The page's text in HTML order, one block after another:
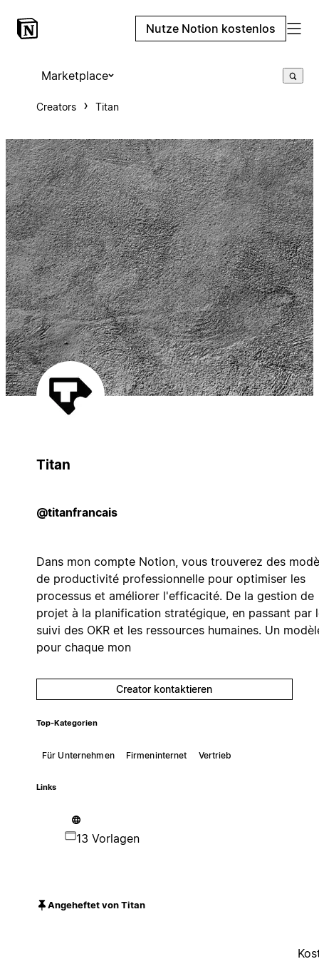
Nutze Notion kostenlos
Marketplace
Creators Titan
Titan
@titanfrancais
Dans mon compte Notion, vous trouverez des
de productivité professionnelle pour optimiser les
processus et améliorer l'efficacité. De la gestion de
projet à la planification stratégique, en passant par
suivi des OKR et les ressources humaines. Un
pour chaque mon
Creator kontaktieren
Top-Kategorien
Für Unternehmen Firmeninternet Vertrieb
Links
13 Vorlagen
Angeheftet von Titan